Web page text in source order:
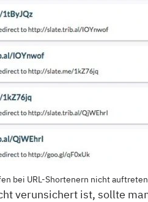
bei URL-Shortenern nicht
verunsichert ist, sollte